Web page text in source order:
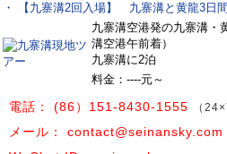
・ 【九寨溝2回入場】 九寨溝と黄龍3日
九寨溝空港発の九寨溝・
溝空港午前着）
九寨溝に2泊
料金：----元～
電話： (86）151-8430-1555 （
メール： contact@seinansky.com